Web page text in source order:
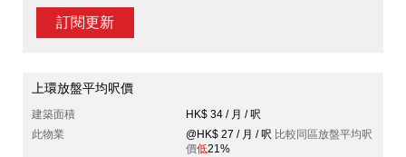
訂閱更新
上環放盤平均呎價
建築面積
HK$ 34 / 月 / 呎
此物業
@HK$ 27 / 月 / 呎 比較同區放盤平均呎
價低21%